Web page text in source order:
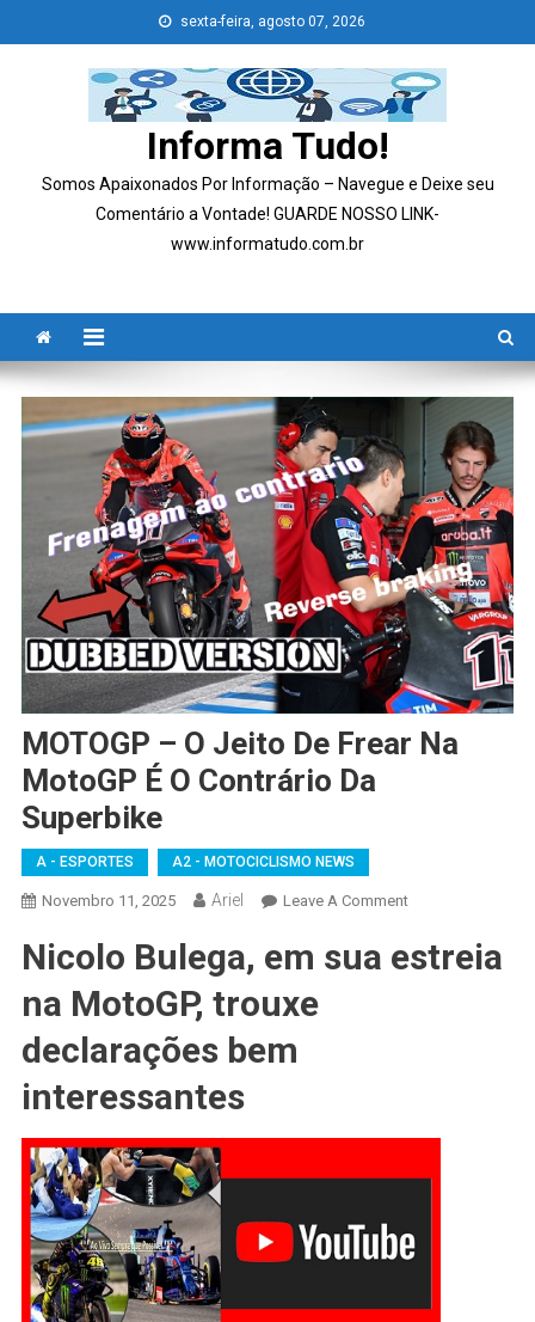
to
sexta-feira, agosto 07, 2026
Informa Tudo!
Somos Apaixonados Por Informação – Navegue e Deixe seu
Comentário a Vontade! GUARDE NOSSO LINK-
www.informatudo.com.br
MOTOGP – O Jeito De Frear Na
MotoGP É O Contrário Da
Superbike
A - ESPORTES A2 - MOTOCICLISMO NEWS
Novembro 11, 2025 Ariel Leave A CommentOn
–
O
Da
Superbike
Nicolo Bulega, em sua estreia
na MotoGP, trouxe
declarações bem
interessantes